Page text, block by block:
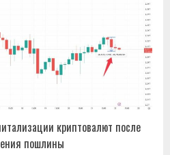
криптовалют после
пошлины